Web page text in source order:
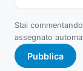
Stai
assegnato
Pubblica